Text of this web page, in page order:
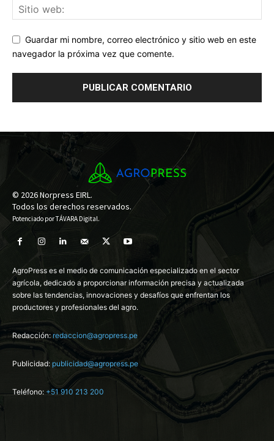
Guardar mi nombre, correo electrónico y sitio web en este
navegador la próxima vez que comente.
© 2026 Norpress EIRL.
Todos los derechos reservados.
Potenciado porTÁVARA Digital.
AgroPress es el medio de comunicación especializado en el sector
agrícola, dedicado a proporcionar información precisa y actualizada
sobre las tendencias, innovaciones y desafíos que enfrentan los
productores y profesionales del agro.
Redacción:redaccion@agropress.pe
Publicidad: publicidad@agropress.pe
Teléfono: +51 910 213 200